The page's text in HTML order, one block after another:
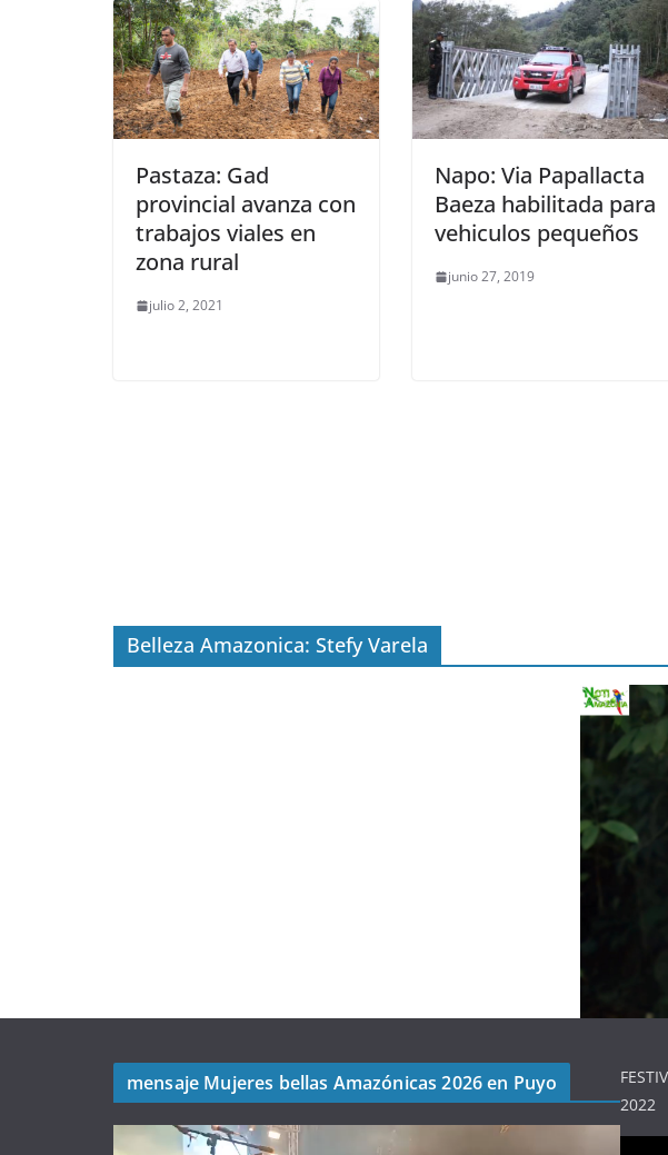
Pastaza: Gad
provincial avanza con
trabajos viales en
zona rural
julio 2, 2021
Napo: Via Papallacta
Baeza habilitada para
vehiculos pequeños
junio 27, 2019
Belleza Amazonica: Stefy Varela
mensaje Mujeres bellas Amazónicas 2026 en Puyo